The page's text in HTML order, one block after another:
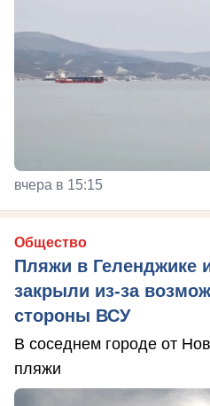
вчера в 15:15
Общество
Пляжи в Геленджике
закрыли из-за
стороны ВСУ
В соседнем городе от
пляжи